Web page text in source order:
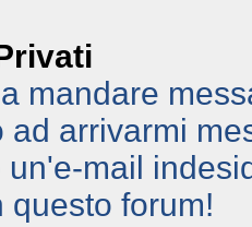
mandare
ad arrivarmi
un'e-mail
questo forum!